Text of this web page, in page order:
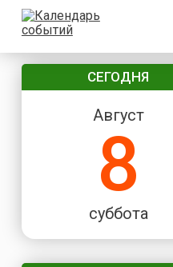
СЕГОДНЯ
Август
8
суббота